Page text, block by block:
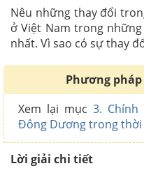
Nêu những thay đổi
ở Việt Nam trong
nhất. Vì sao có sự thay
Phương
Xem lại mục3.
Đông Dương trong thời
Lời giải chi tiết